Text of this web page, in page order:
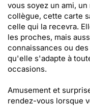
vous soyez un ami,
collègue, cette carte
celle qui la recevra.
les proches, mais
connaissances ou
qu'elle s'adapte à
occasions.
Amusement et
rendez-vous lorsque